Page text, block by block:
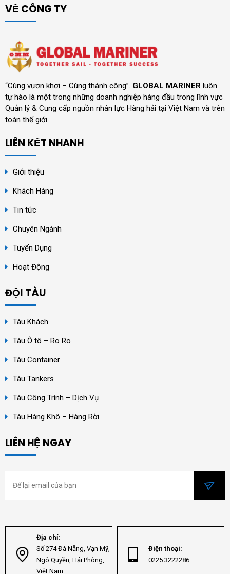
VỀ CÔNG TY
“Cùng vươn khơi – Cùng thành công”. GLOBAL MARINER luôn
tự hào là một trong những doanh nghiệp hàng đầu trong lĩnh vực
Quản lý & Cung cấp nguồn nhân lực Hàng hải tại Việt Nam và trên
toàn thế giới.
LIÊN KẾT NHANH
Giới thiệu
Khách Hàng
Tin tức
Chuyên Ngành
Tuyển Dụng
Hoạt Động
ĐỘI TÀU
Tàu Khách
Tàu Ô tô – Ro Ro
Tàu Container
Tàu Tankers
Tàu Công Trình – Dịch Vụ
Tàu Hàng Khô – Hàng Rời
LIÊN HỆ NGAY
Địa chỉ:
Số 274 Đà Nẵng, Vạn Mỹ,
Ngô Quyền, Hải Phòng,
Việt Nam
Điện thoại:
0225 3222286